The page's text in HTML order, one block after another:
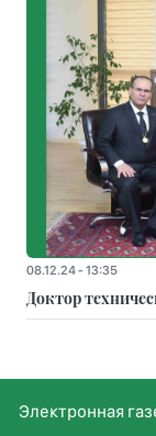
08.12.24 - 13:35
Доктор
Электронная